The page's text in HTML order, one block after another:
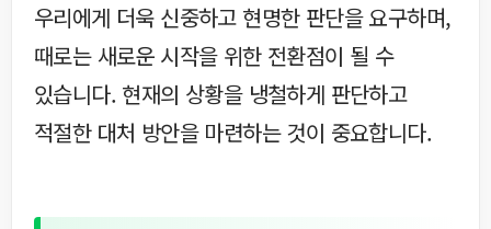
우리에게 더욱 신중하고 현명한 판단을 요구하며,
때로는 새로운 시작을 위한 전환점이 될 수
있습니다. 현재의 상황을 냉철하게 판단하고
적절한 대처 방안을 마련하는 것이 중요합니다.